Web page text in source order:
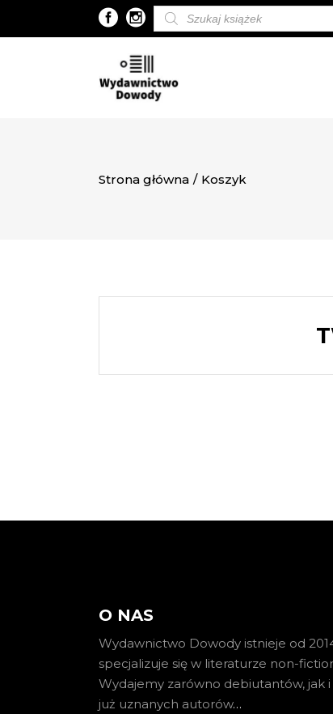
Wyszukiwarka
produktów
Strona główna / Koszyk
O NAS
Wydawnictwo Dowody istnieje od
specjalizuje się w literaturze non-
Wydajemy zarówno debiutantów, jak i
już uznanych autorów…